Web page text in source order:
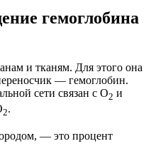
гемоглобина
и тканям. Для этого она
— гемоглобин.
сети связан с O2 и
2.
— это процент